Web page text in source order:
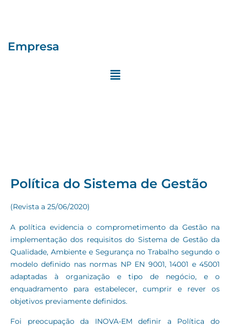
Empresa
Política do Sistema de Gestão
(Revista a 25/06/2020)
A política evidencia o comprometimento da Gestão na
implementação dos requisitos do Sistema de Gestão da
Qualidade, Ambiente e Segurança no Trabalho segundo o
modelo definido nas normas NP EN 9001, 14001 e 45001
adaptadas à organização e tipo de negócio, e o
enquadramento para estabelecer, cumprir e rever os
objetivos previamente definidos.
Foi preocupação da INOVA-EM definir a Política do